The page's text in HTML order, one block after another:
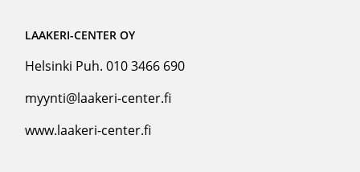
LAAKERI-CENTER OY
Helsinki Puh. 010 3466 690
myynti@laakeri-center.fi
www.laakeri-center.fi